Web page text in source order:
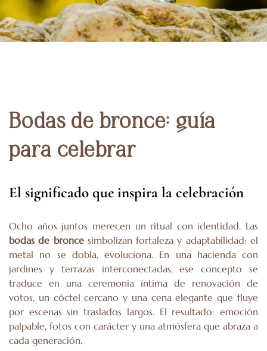
Bodas de bronce: guía
para celebrar
El significado que inspira la celebración
Ocho años juntos merecen un ritual con identidad. Las
bodas de broncesimbolizan fortaleza y adaptabilidad: el
metal no se dobla, evoluciona. En una hacienda con
jardines y terrazas interconectadas, ese concepto se
traduce en una ceremonia íntima de renovación de
votos, un cóctel cercano y una cena elegante que fluye
por escenas sin traslados largos. El resultado: emoción
palpable, fotos con carácter y una atmósfera que abraza a
cada generación.